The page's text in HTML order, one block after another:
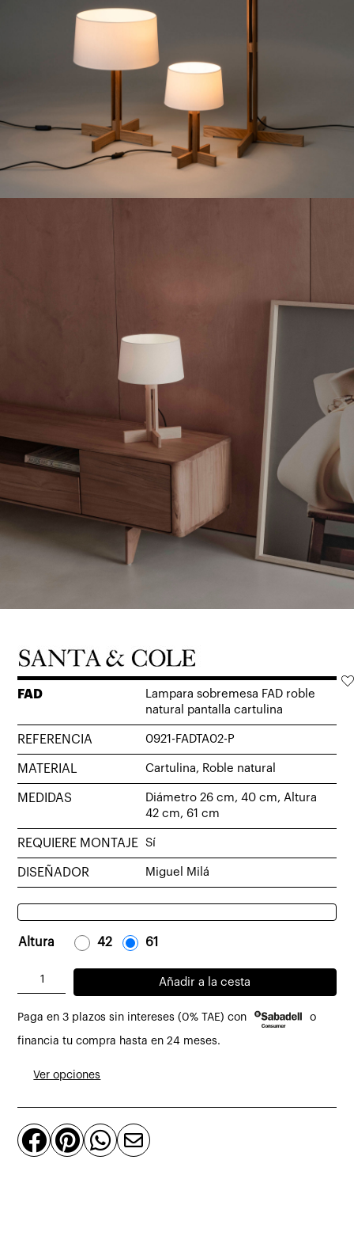
FAD
Lampara sobremesa FAD roble
natural pantalla cartulina
REFERENCIA 0921-FADTA02-P
MATERIAL Cartulina, Roble natural
MEDIDAS
Diámetro 26 cm, 40 cm, Altura
42 cm, 61 cm
REQUIERE MONTAJE Sí
DISEÑADOR Miguel Milá
Altura - 42- - 61
Lampara
sobremesa
FAD
roble
pantalla
cartulina
cantidad
Añadir a la cesta
Paga en 3 plazos sin intereses (0% TAE) con o
financia tu compra hasta en 24 meses.
Ver opciones
   